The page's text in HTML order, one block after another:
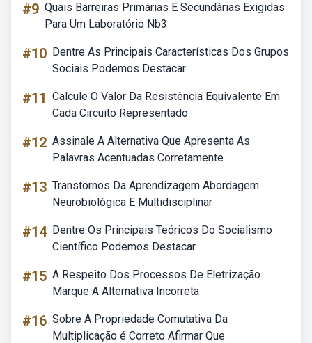
#9 Quais Barreiras Primárias E Secundárias Exigidas
Para Um Laboratório Nb3
#10 Dentre As Principais Características Dos Grupos
Sociais Podemos Destacar
#11 Calcule O Valor Da Resistência Equivalente Em
Cada Circuito Representado
#12 Assinale A Alternativa Que Apresenta As
Palavras Acentuadas Corretamente
#13 Transtornos Da Aprendizagem Abordagem
Neurobiológica E Multidisciplinar
#14 Dentre Os Principais Teóricos Do Socialismo
Científico Podemos Destacar
#15 A Respeito Dos Processos De Eletrização
Marque A Alternativa Incorreta
#16 Sobre A Propriedade Comutativa Da
Multiplicação é Correto Afirmar Que